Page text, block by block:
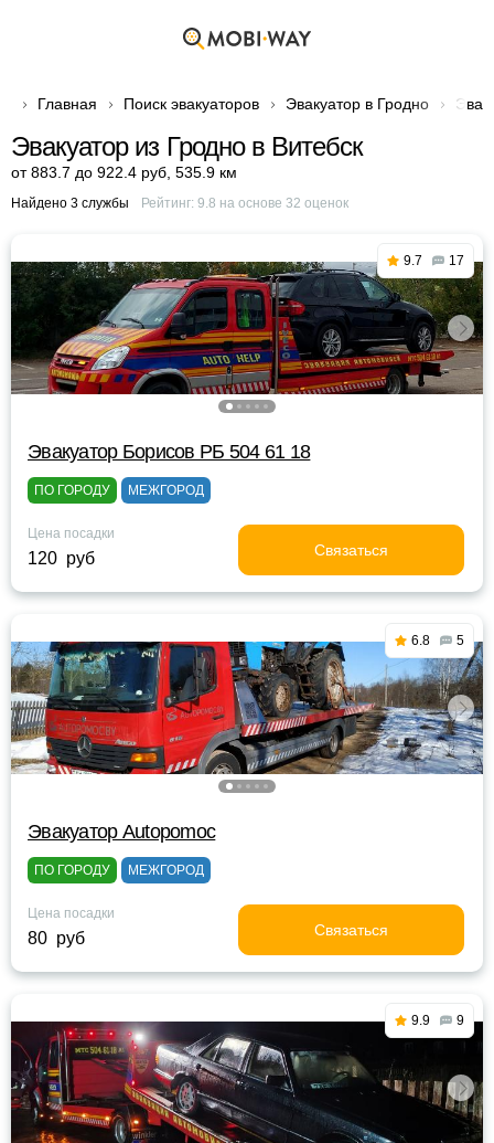
Главная Поиск эвакуаторов Эвакуатор в Гродно
Эвакуатор из Гродно в Витебск
от 883.7 до 922.4 руб 535.9 км
Найдено 3 службы Рейтинг: 9.8 на основе 32 оценок
9.7 17
Эвакуатор Борисов РБ 504 61 18
ПО ГОРОДУ МЕЖГОРОД
Цена посадки
120 руб Связаться
6.8 5
Эвакуатор Autopomoc
ПО ГОРОДУ МЕЖГОРОД
Цена посадки
80 руб Связаться
9.9 9